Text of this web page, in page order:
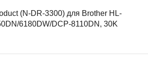
(N-DR-3300) для Brother HL-
6180DW/DCP-8110DN, 30K